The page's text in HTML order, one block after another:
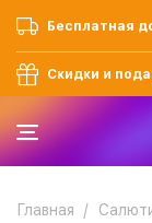
Бесплатная
Скидки и
Главная